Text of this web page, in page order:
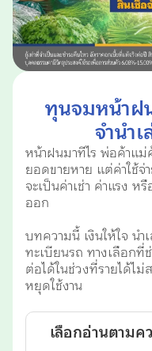
ทุนจมหน้าฝ
จำนำ
หน้าฝนมาทีไร พ่อค้าแม่
ยอดขายหาย แต่ค่าใช้จ่
จะเป็นค่าเช่า ค่าแรง
ออก
บทความนี้ เงินให้ใจ นำ
ทะเบียนรถ ทางเลือกที่
ต่อได้ในช่วงที่รายได้ไ
หยุดใช้งาน
เลือกอ่านตามค